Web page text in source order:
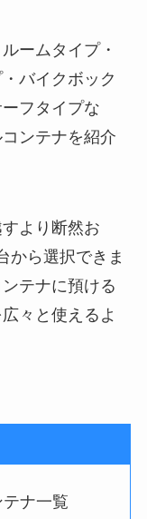
ームタイプ・
バイクボック
フタイプな
ンテナを紹介
より断然お
から選択できま
テナに預ける
々と使えるよ
ナ一覧